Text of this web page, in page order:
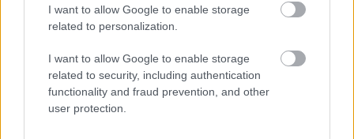
I want to allow Google to enable storage
related to personalization.
I want to allow Google to enable storage
related to security, including authentication
functionality and fraud prevention, and other
user protection.
kereskedőportálnak tervezett, exluzív árral (2000 €)
ellátott, exluzív tervező, Giuseppe Zanotti által
megtervezve. Térd fölé libbenő, tükrökkel kirakott
tűsarkú csizmáról faggatlak benneteket. Én
imádnám ha rózsaszín talpával…